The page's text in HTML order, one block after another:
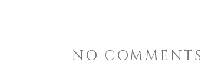
NO COMMENTS